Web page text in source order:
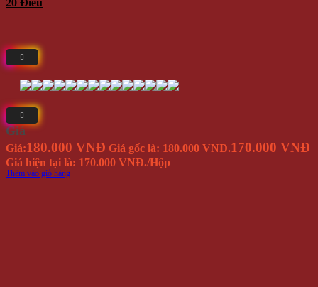
Giá
Giá:180.000 VNĐ Giá gốc là: 180.000 VNĐ.170.000 VNĐ
Giá hiện tại là: 170.000 VNĐ./Hộp
Thêm vào giỏ hàng